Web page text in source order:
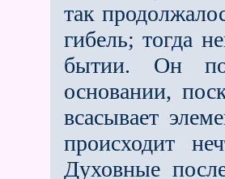
так
гибель; тогда
бытии. Он
основании,
всасывает
происходит
Духовные